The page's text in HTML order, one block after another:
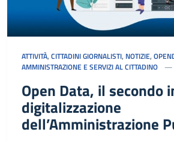
ATTIVITÀ, CITTADINI GIORNALISTI, NOTIZIE,
AMMINISTRAZIONE E SERVIZI AL CITTADINO
Open Data, il secondo
digitalizzazione
dell’Amministrazione